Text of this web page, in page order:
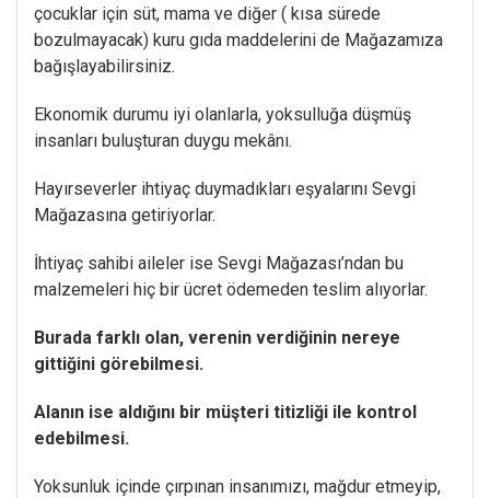
çocuklar için süt, mama ve diğer ( kısa sürede
bozulmayacak) kuru gıda maddelerini de Mağazamıza
bağışlayabilirsiniz.
Ekonomik durumu iyi olanlarla, yoksulluğa düşmüş
insanları buluşturan duygu mekânı.
Hayırseverler ihtiyaç duymadıkları eşyalarını Sevgi
Mağazasına getiriyorlar.
İhtiyaç sahibi aileler ise Sevgi Mağazası’ndan bu
malzemeleri hiç bir ücret ödemeden teslim alıyorlar.
Burada farklı olan, verenin verdiğinin nereye
gittiğini görebilmesi.
Alanın ise aldığını bir müşteri titizliği ile kontrol
edebilmesi.
Yoksunluk içinde çırpınan insanımızı, mağdur etmeyip,